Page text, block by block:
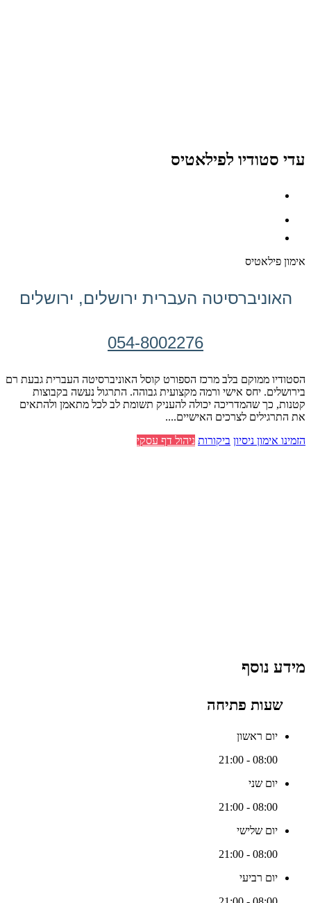
עדי סטודיו לפילאטיס
אימון פילאטיס
האוניברסיטה העברית ירושלים, ירושלים
054-8002276
הסטודיו ממוקם בלב מרכז הספורט קוסל האוניברסיטה העברית גבעת רם
בירושלים. יחס אישי ורמה מקצועית גבוהה. התרגול נעשה בקבוצות
קטנות, כך שהמדריכה יכולה להעניק תשומת לב לכל מתאמן ולהתאים
את התרגילים לצרכים האישיים....
הזמינו אימון ניסיון ביקורות ניהול דף עסקי
מידע נוסף
שעות פתיחה
יום ראשון
08:00 - 21:00
יום שני
08:00 - 21:00
יום שלישי
08:00 - 21:00
יום רביעי